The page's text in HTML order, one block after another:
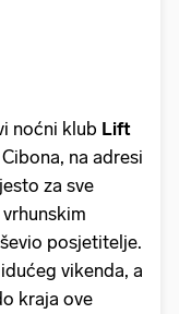
noćni klub Lift
na adresi
za sve
posjetitelje.
vikenda, a
kraja ove